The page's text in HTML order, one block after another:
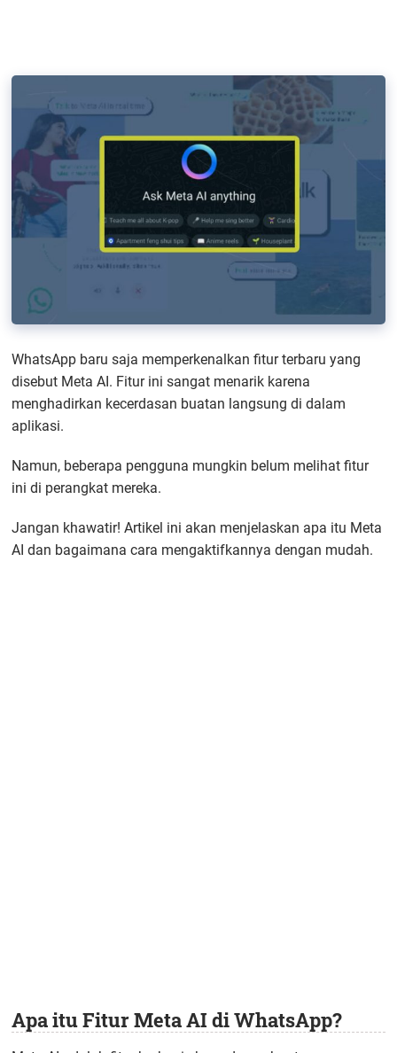
WhatsApp baru saja memperkenalkan fitur terbaru yang
disebut Meta AI. Fitur ini sangat menarik karena
menghadirkan kecerdasan buatan langsung di dalam
aplikasi.
Namun, beberapa pengguna mungkin belum melihat fitur
ini di perangkat mereka.
Jangan khawatir! Artikel ini akan menjelaskan apa itu Meta
AI dan bagaimana cara mengaktifkannya dengan mudah.
Apa itu Fitur Meta AI di WhatsApp?